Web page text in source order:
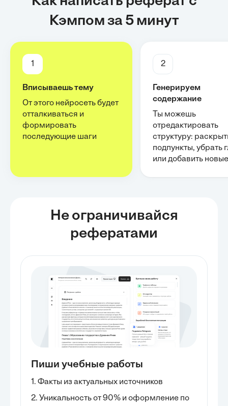
Кэмпом за 5 минут
1
Вписываешь тему
От этого нейросеть будет
отталкиваться и
формировать
последующие шаги
2
Генерируем
содержание
Ты можешь
отредактировать
структуру:
подпункты, убрать
или добавить новые
Не ограничивайся
рефератами
Пиши учебные работы
1. Факты из актуальных источников
2. Уникальность от 90% и оформление по